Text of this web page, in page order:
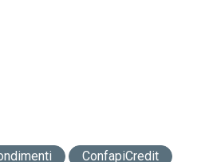
ConfapiCredit